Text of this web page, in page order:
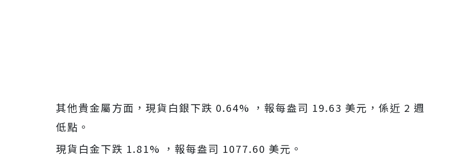
其他貴金屬方面，現貨白銀下跌 0.64% ，報每盎司 19.63 美元，係近 2 週
低點。
現貨白金下跌 1.81% ，報每盎司 1077.60 美元。